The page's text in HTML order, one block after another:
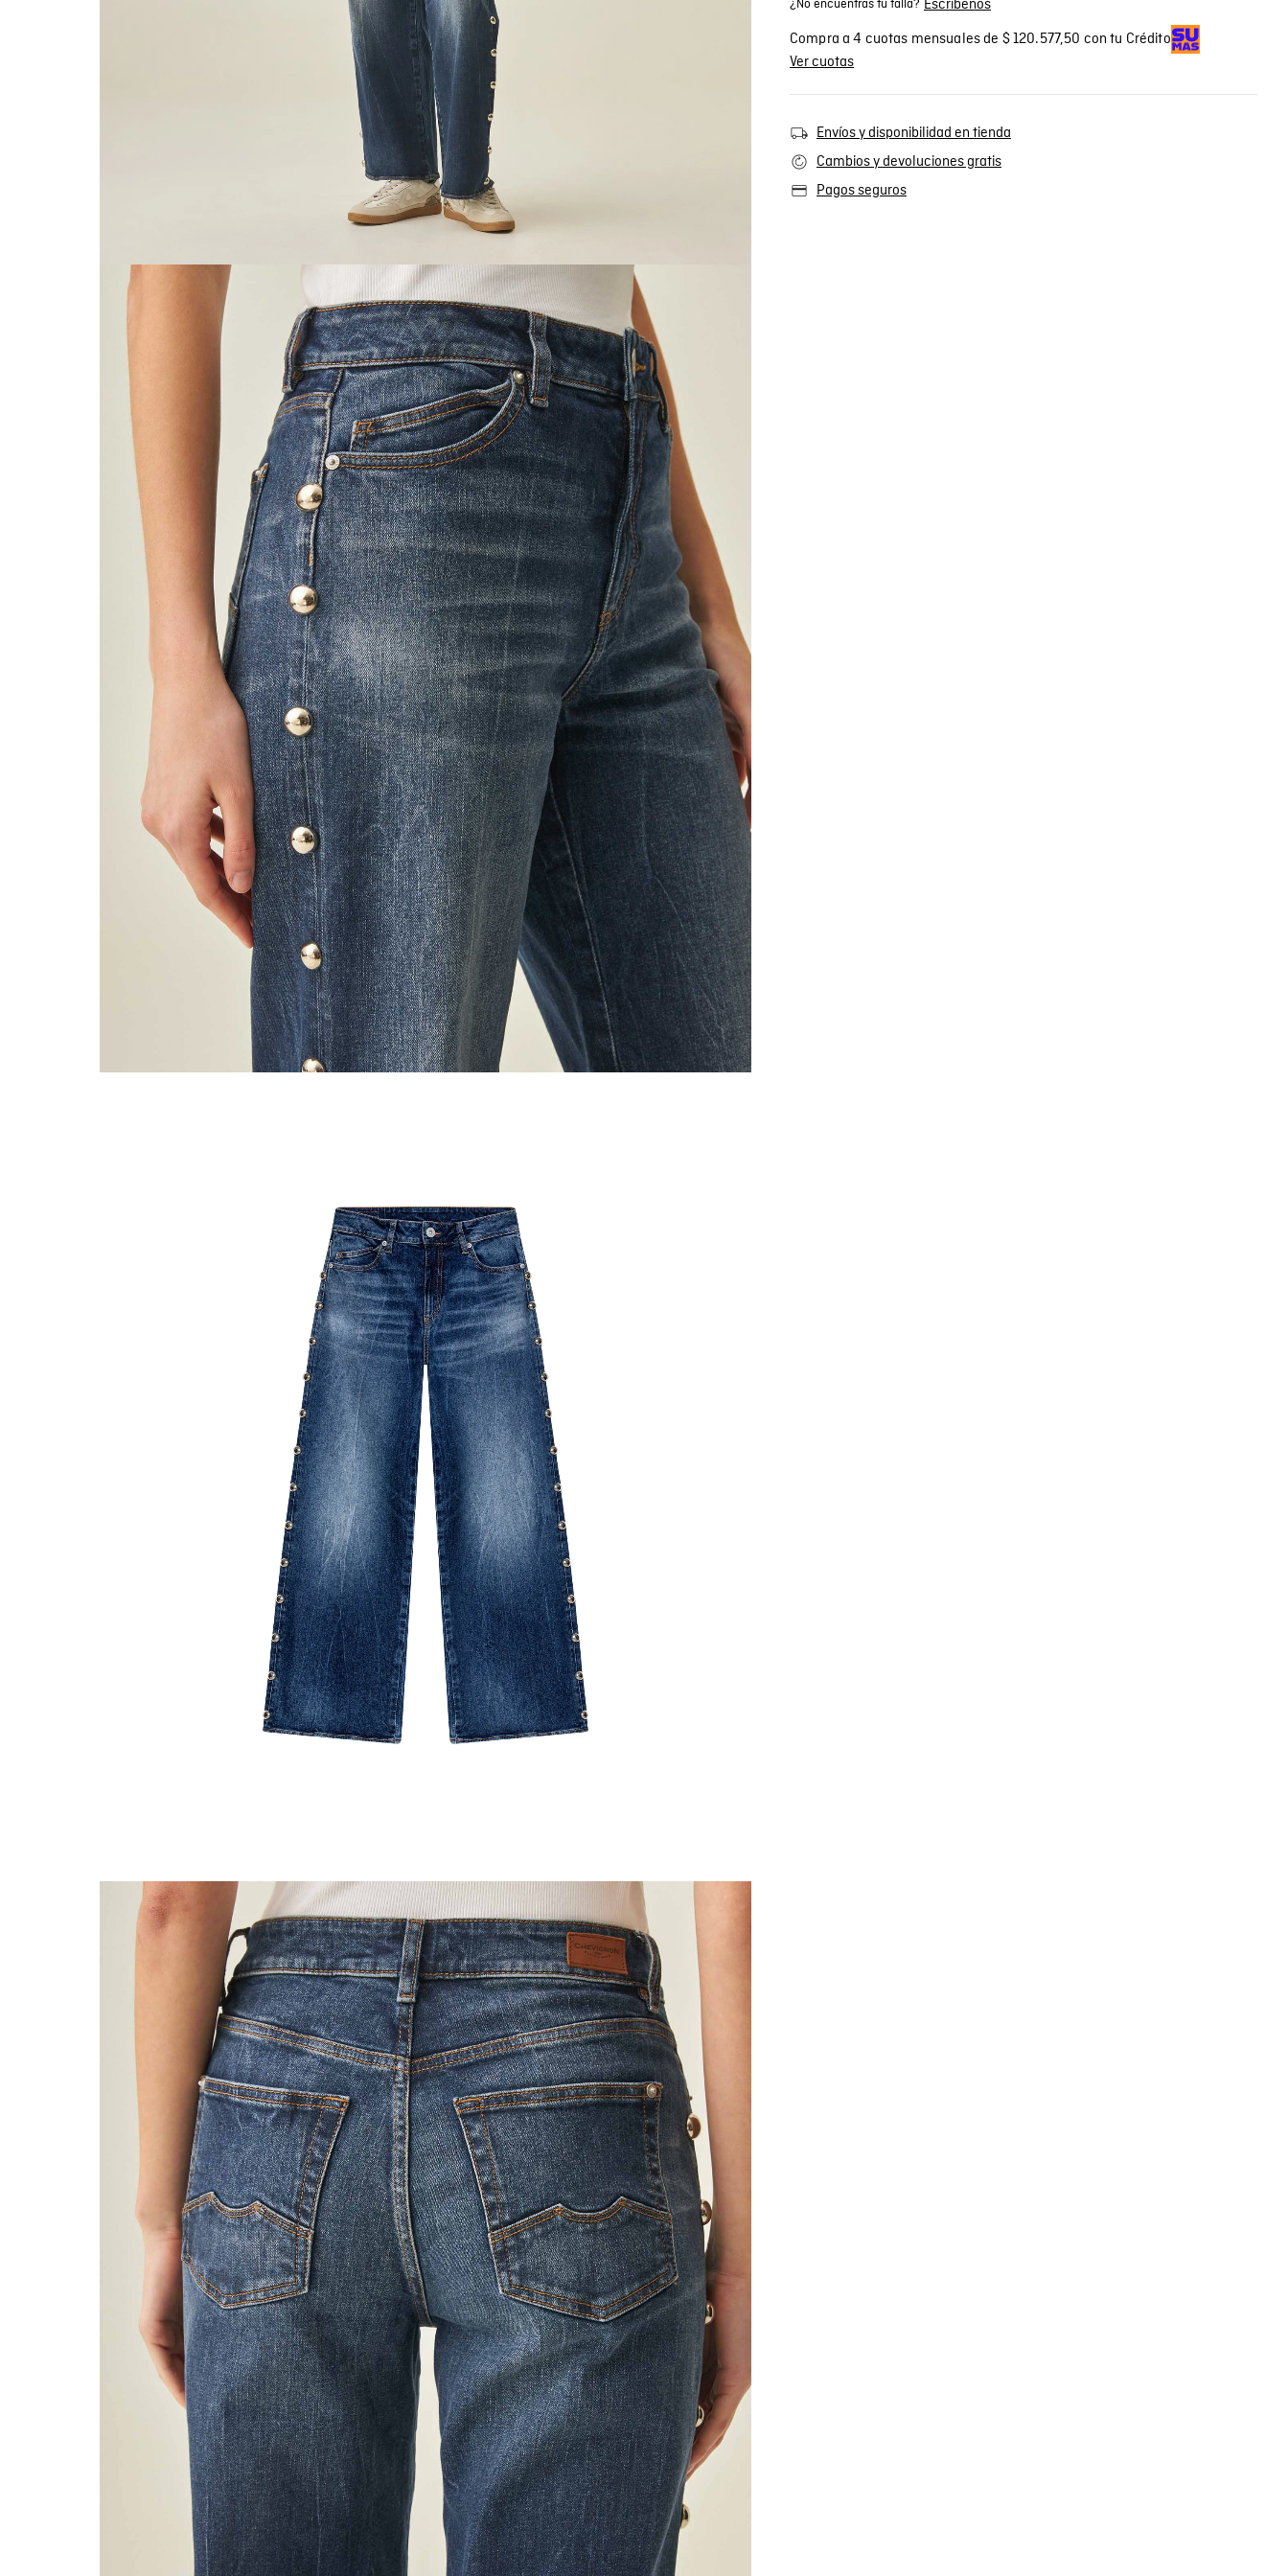
¿No encuentras tu talla? Escríbenos
Compra a 4 cuotas mensuales de $ 120.577,50 con tu Crédito
Ver cuotas
Envíos y disponibilidad en tienda
Cambios y devoluciones gratis
Pagos seguros